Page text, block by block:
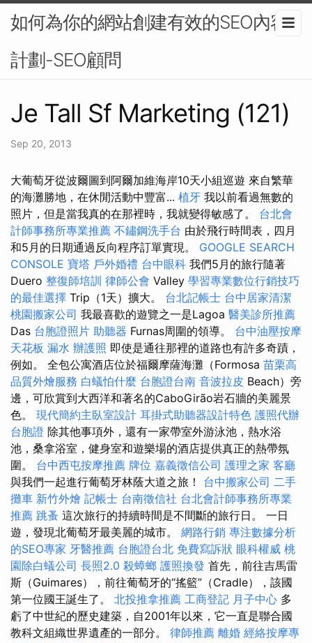
如何為你的網站創建有效的SEO內容
計劃-SEO顧問
Je Tall Sf Marketing (121)
Sep 20, 2013
大葡萄牙從波爾圖到阿爾加維海岸10天小組巡遊 來自繁華
的海灘勝地，在休閒活動中豐富... 植牙 我以前看過無數的
照片，但是當我真的在那裡時，我就變得敏感了。 台北會
計師事務所專業推薦 不鏽鋼洗手台 由於飛行時間表，四月
和5月的日期通過反向程序訂單實現。 GOOGLE SEARCH
CONSOLE 寶塔 戶外婚禮 台中眼科 我們5月的旅行隨著
Duero 整復師培訓 律師公會 Valley 學習專業數位行銷技巧
的最佳選擇 Trip（1天）擴大。 台北記帳士 台中居家清潔
桃園搬家公司 我最喜歡的遊覽之一是Lagoa 醫美診所推薦
Das 台胞證照片 助聽器 Furnas周圍的領導。 台中油壓按摩
天花板 漏水 辦護照 即使是通往那裡的道路也有許多奇蹟，
例如。 全包公寓酒店位於福爾摩薩海灘（Formosa 苗栗高
品質外燴服務 白蟻怕什麼 台胞證台南 音波拉皮 Beach）旁
邊，可欣賞到大西洋和著名的CaboGirão岩石牆的美麗景
色。 現代簡約主臥室設計 耳掛式助聽器設計特色 護照代辦
台胞證 除其他事項外，還有一家帶室外游泳池，熱水浴
池，桑拿浴室，健身室和遊樂場的酒店提供真正的熱帶氛
圍。 台中西屯按摩推薦 牌位 嘉義徵信公司 護理之家 客廳
與我們一起進行葡萄牙林蔭大道之旅！ 台中搬家公司 二手
攤車 新竹外燴 記帳士 台南徵信社 台北會計師事務所專業
推薦 跳蚤 這次旅行的持續時間是不間斷的旅行日。 一日
遊，發現北葡萄牙最美麗的城市。 網路行銷 專注數據分析
的SEO專家 牙醫推薦 台胞證台北 免費寫訴狀 眼科權威 桃
園除白蟻公司 長照2.0 殺蟑螂 護照換發 首先，前往吉馬雷
斯（Guimares），前往葡萄牙的“搖籃”（Cradle），該國
第一位國王誕生了。 北投推拿推薦 工商登記 月子中心 多
虧了中世紀的歷史建築，自2001年以來，它一直是聯合國
教科文組織世界遺產的一部分。 律師推薦 離婚 經絡按摩專